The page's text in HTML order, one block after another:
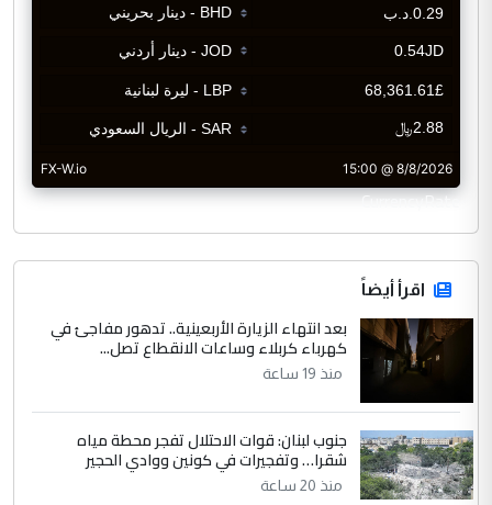
CurrencyRate
اقرأ أيضاً
بعد انتهاء الزيارة الأربعينية.. تدهور مفاجئ في
كهرباء كربلاء وساعات الانقطاع تصل...
منذ 19 ساعة
جنوب لبنان: قوات الاحتلال تفجر محطة مياه
شقرا… وتفجيرات في كونين ووادي الحجير
منذ 20 ساعة